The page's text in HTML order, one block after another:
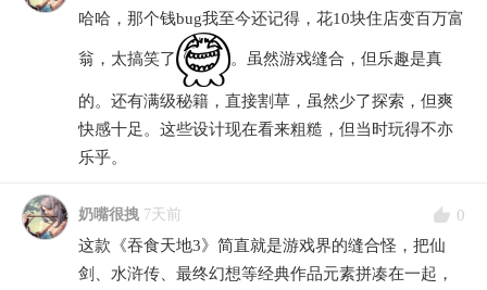
哈哈，那个钱bug我至今还记得，花10块住店变百万富
翁，太搞笑了 。虽然游戏缝合，但乐趣是真
的。还有满级秘籍，直接割草，虽然少了探索，但爽
快感十足。这些设计现在看来粗糙，但当时玩得不亦
乐乎。
奶嘴很拽 7天前
0
这款《吞食天地3》简直就是游戏界的缝合怪，把仙
剑、水浒传、最终幻想等经典作品元素拼凑在一起，